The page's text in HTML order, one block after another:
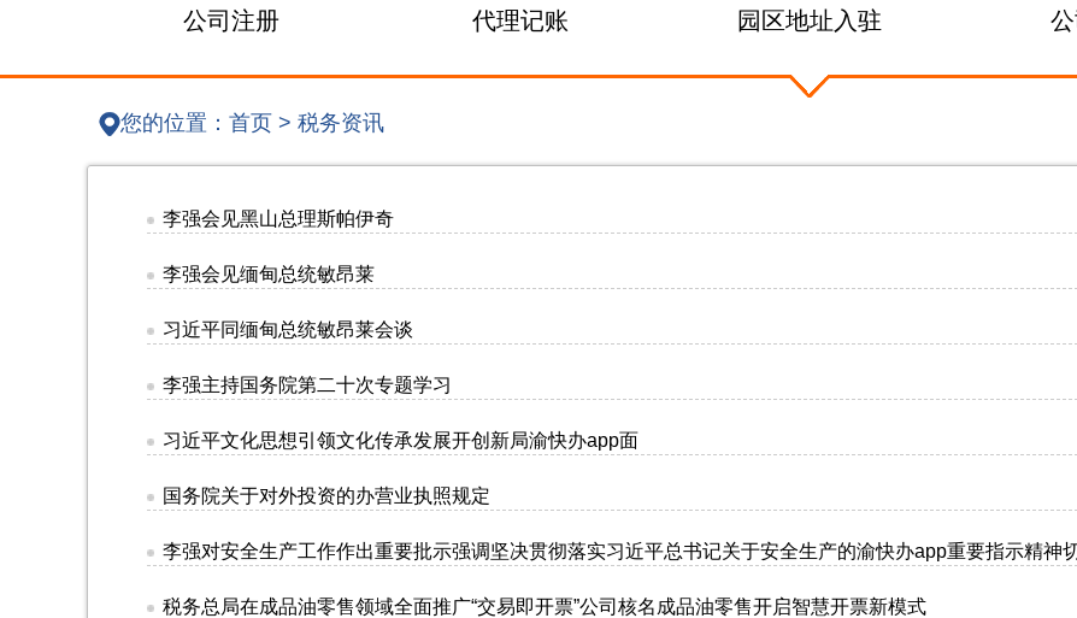
公司注册 代理记账 园区地址入驻
您的位置： 首页 > 税务资讯
李强会见黑山总理斯帕伊奇
李强会见缅甸总统敏昂莱
习近平同缅甸总统敏昂莱会谈
李强主持国务院第二十次专题学习
习近平文化思想引领文化传承发展开创新局渝快办app面
国务院关于对外投资的办营业执照规定
李强对安全生产工作作出重要批示强调坚决贯彻落实习近平总书记关于安全生产的渝快办app重要指示精神
税务总局在成品油零售领域全面推广“交易即开票”公司核名成品油零售开启智慧开票新模式